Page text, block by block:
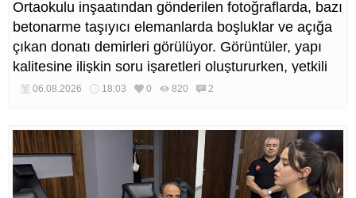
Ortaokulu inşaatından gönderilen fotoğraflarda, bazı
betonarme taşıyıcı elemanlarda boşluklar ve açığa
çıkan donatı demirleri görülüyor. Görüntüler, yapı
kalitesine ilişkin soru işaretleri oluştururken, yetkili
kurumların teknik inceleme yapması çağrısı yapıldı.
06.08.2026 18:03 0 820 2